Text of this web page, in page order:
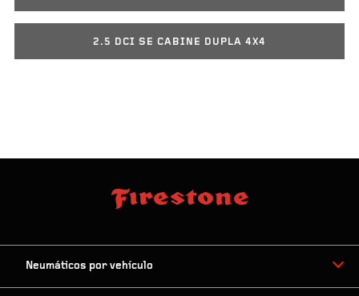
2.5 DCI SE CABINE DUPLA 4X4
Neumáticos por vehículo